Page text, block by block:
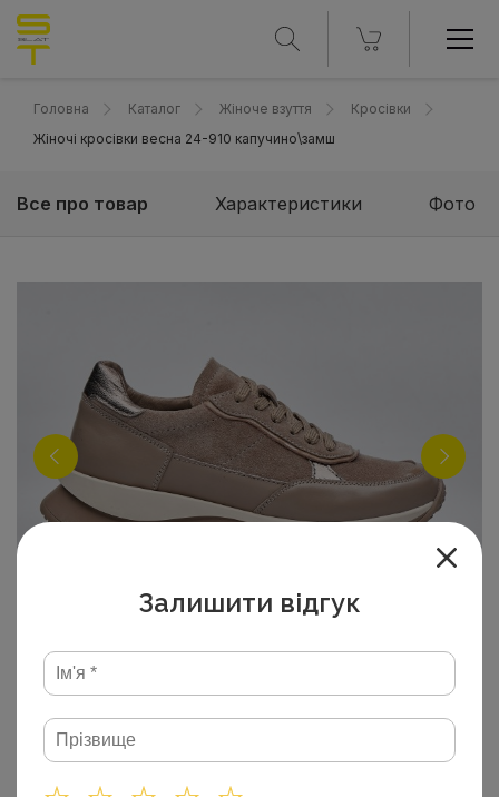
Головна Каталог Жіноче взуття
Кросівки
Жіночі кросівки весна 24-910 капучино\замш
Все про товар Характеристики Фото
Жіночі кросівки весна 24-910
капучино\замш
Залишити відгук